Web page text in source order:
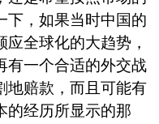
下，如果当时中国的
全球化的大趋势，
有一个合适的外交战
地赔款，而且可能有
的经历所显示的那